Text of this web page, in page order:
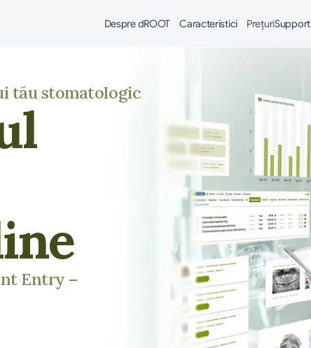
Despre dROOT Caracteristici Support
Preţuri
tău stomatologic
Entry –